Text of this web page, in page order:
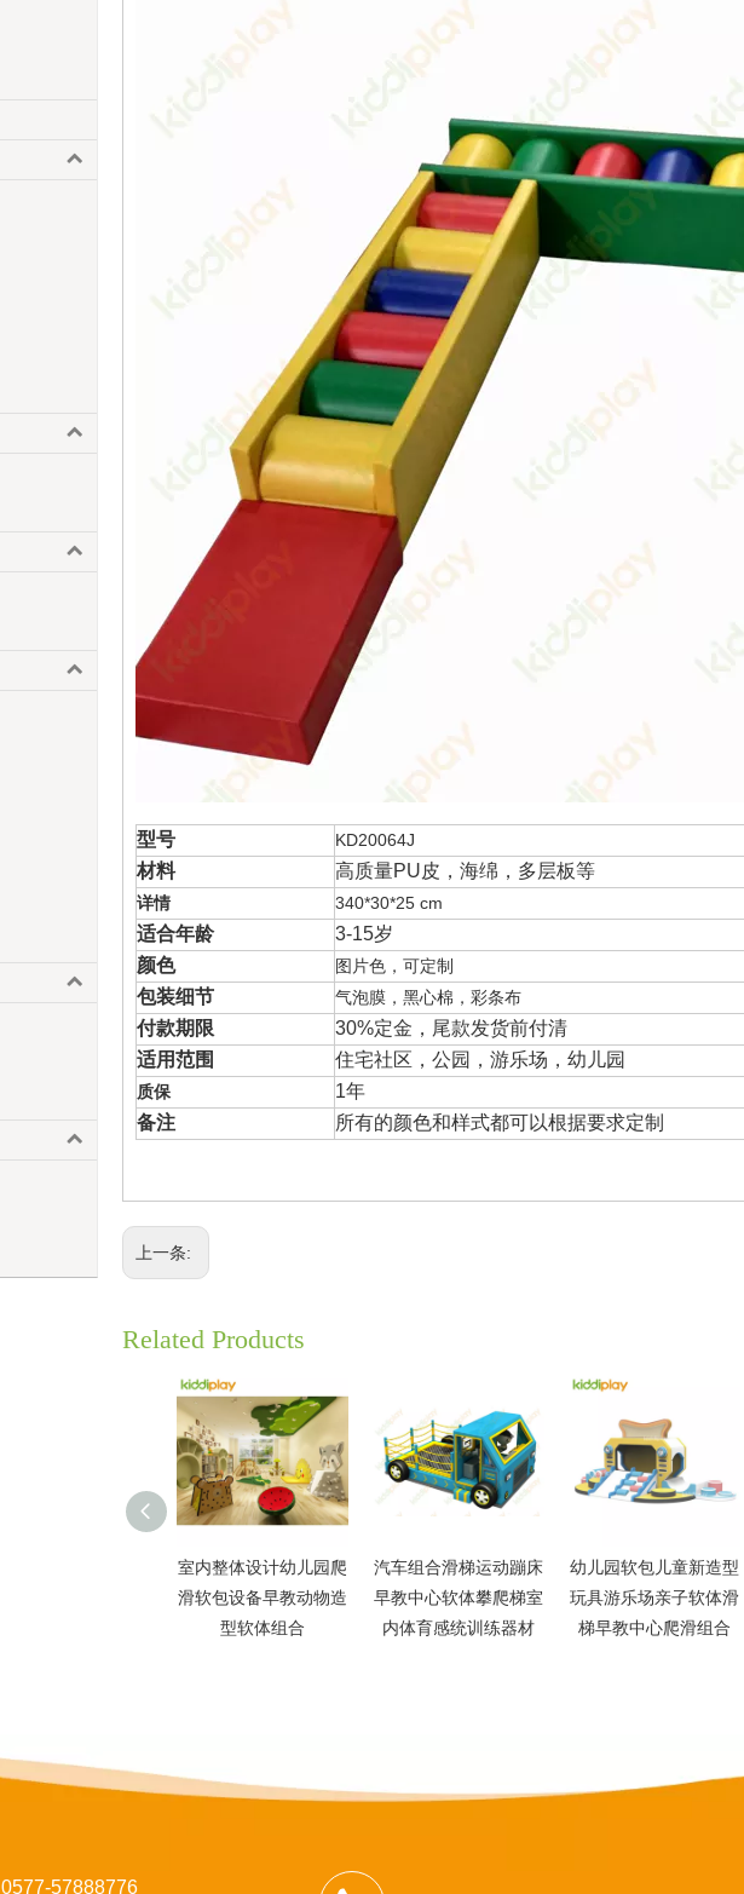
型号 KD20064J
材料 高质量PU皮，海绵，多层板等
详情 340*30*25 cm
适合年龄
3-15岁
颜色
图片色，可定制
包装细节 气泡膜，黑心棉，彩条布
付款期限
30%定金，尾款发货前付清
适用范围
住宅社区，公园，游乐场，幼儿园
质保
1年
备注
所有的颜色和样式都可以根据要求定制
上一条:
Related Products
室内整体设计幼儿园爬
滑软包设备早教动物造
型软体组合
汽车组合滑梯运动蹦床
早教中心软体攀爬梯室
内体育感统训练器材
幼儿园软包儿童新造型
玩具游乐场亲子软体滑
梯早教中心爬滑组合
0577-57888776